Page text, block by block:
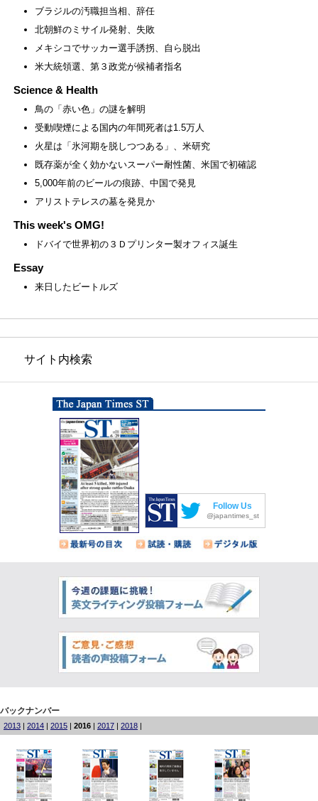
ブラジルの汚職担当相、辞任
北朝鮮のミサイル発射、失敗
メキシコでサッカー選手誘拐、自ら脱出
米大統領選、第３政党が候補者指名
Science & Health
鳥の「赤い色」の謎を解明
受動喫煙による国内の年間死者は1.5万人
火星は「氷河期を脱しつつある」、米研究
既存薬が全く効かないスーパー耐性菌、米国で初確認
5,000年前のビールの痕跡、中国で発見
アリストテレスの墓を発見か
This week's OMG!
ドバイで世界初の３Ｄプリンター製オフィス誕生
Essay
来日したビートルズ
サイト内検索
Follow Us
@japantimes_st
バックナンバー
2013 | 2014 | 2015 | 2016 | 2017 | 2018 |